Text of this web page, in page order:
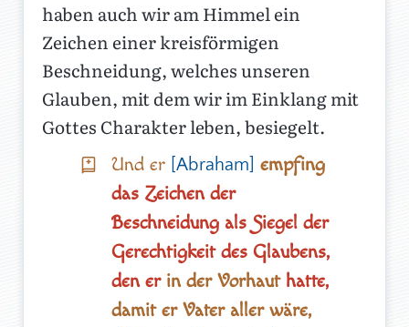
haben auch wir am Himmel ein
Zeichen einer kreisförmigen
Beschneidung, welches unseren
Glauben, mit dem wir im Einklang mit
Gottes Charakter leben, besiegelt.
Und er [Abraham] empfing
das Zeichen der
Beschneidung als Siegel der
Gerechtigkeit des Glaubens,
den erin der Vorhaut hatte,
damit er Vater aller wäre,